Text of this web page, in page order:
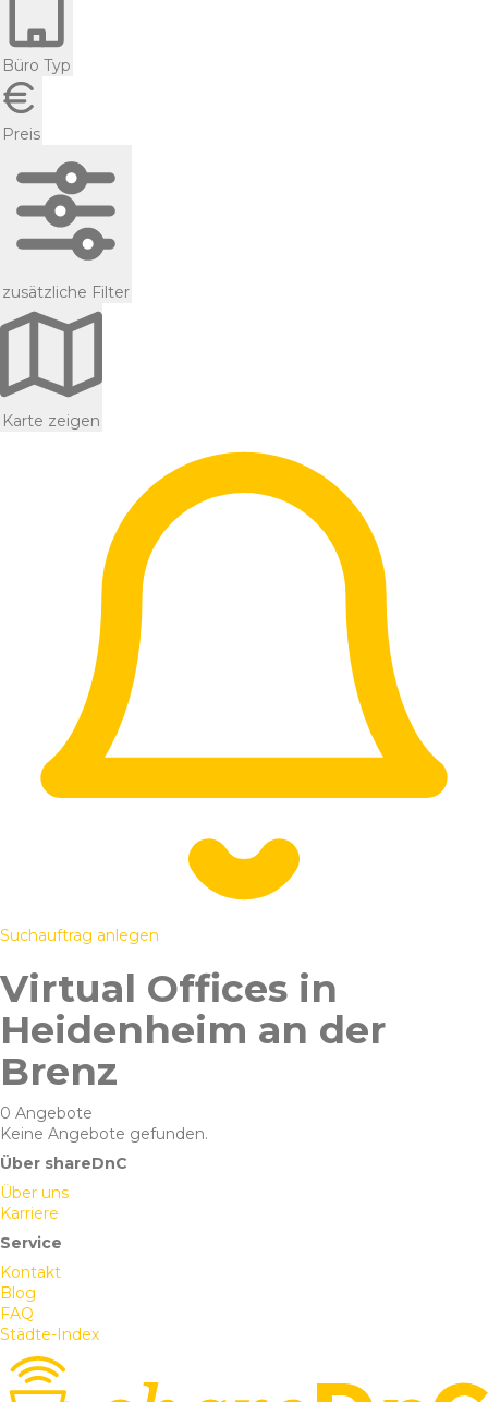
Büro Typ
Preis
zusätzliche Filter
Karte zeigen
Suchauftrag anlegen
Virtual Offices in
Heidenheim an der
Brenz
0 Angebote
Keine Angebote gefunden.
Über shareDnC
Über uns
Karriere
Service
Kontakt
Blog
FAQ
Städte-Index